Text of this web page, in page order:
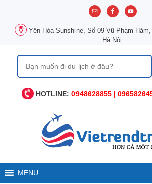
Yên Hòa Sunshine, Số 09 Vũ Phạm
Hà Nội.
Tìm
kiếm
HOTLINE: 0948628855 |
MENU